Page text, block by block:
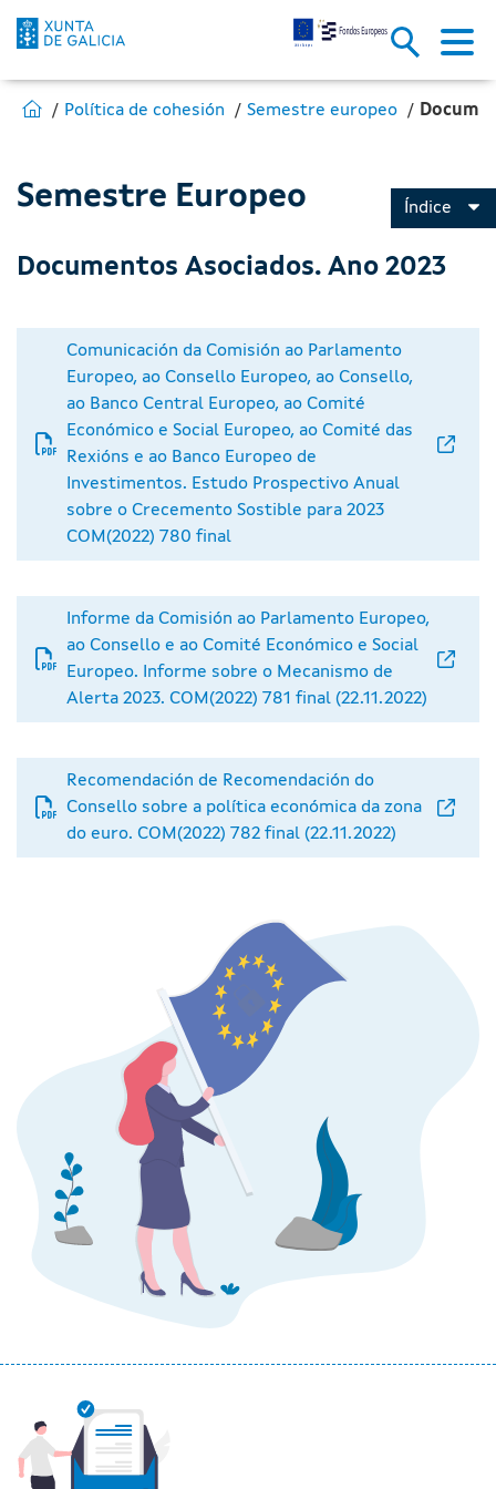
Documentos Asociados. Ano
Skip to Main Content
Estás en:
Ir para Fondos Europeos
Política de cohesión Semestre europeo
Semestre Europeo
Documentos Asociados. Ano 2023
Comunicación da Comisión ao Parlamento
Europeo, ao Consello Europeo, ao Consello,
ao Banco Central Europeo, ao Comité
Económico e Social Europeo, ao Comité das
Rexións e ao Banco Europeo de
Investimentos. Estudo Prospectivo Anual
sobre o Crecemento Sostible para 2023
COM(2022) 780 final
Informe da Comisión ao Parlamento Europeo,
ao Consello e ao Comité Económico e Social
Europeo. Informe sobre o Mecanismo de
Alerta 2023. COM(2022) 781 final (22.11.2022)
Recomendación de Recomendación do
Consello sobre a política económica da zona
do euro. COM(2022) 782 final (22.11.2022)
Índice